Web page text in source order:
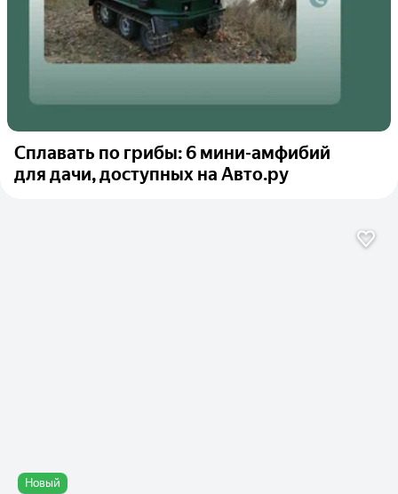
Сплавать по грибы: 6 мини-амфибий
для дачи, доступных на Авто.ру
Новый